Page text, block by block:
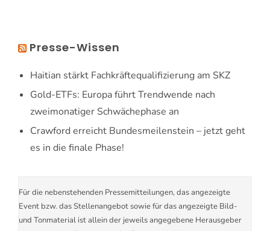
Presse-Wissen
Haitian stärkt Fachkräftequalifizierung am SKZ
Gold-ETFs: Europa führt Trendwende nach
zweimonatiger Schwächephase an
Crawford erreicht Bundesmeilenstein – jetzt geht
es in die finale Phase!
Für die nebenstehenden Pressemitteilungen, das angezeigte
Event bzw. das Stellenangebot sowie für das angezeigte Bild-
und Tonmaterial ist allein der jeweils angegebene Herausgeber